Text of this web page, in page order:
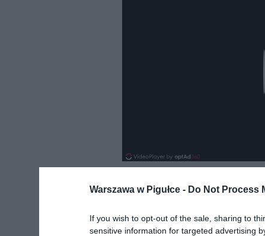
Warszawa w Pigułce - Do Not Process
If you wish to opt-out of the sale, sharing to
sensitive information for targeted advertising